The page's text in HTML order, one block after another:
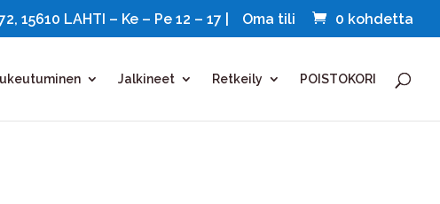
15610 LAHTI – Ke – Pe 12 – 17 | Oma tili 0 kohdetta
Jalkineet Retkeily POISTOKORI